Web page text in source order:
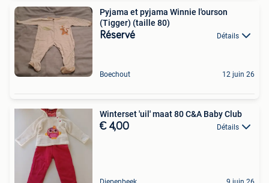
Pyjama et pyjama Winnie l'ourson
(Tigger) (taille 80)
Réservé Détails
Boechout 12 juin 26
Winterset 'uil' maat 80 C&A Baby Club
€ 4,00 Détails